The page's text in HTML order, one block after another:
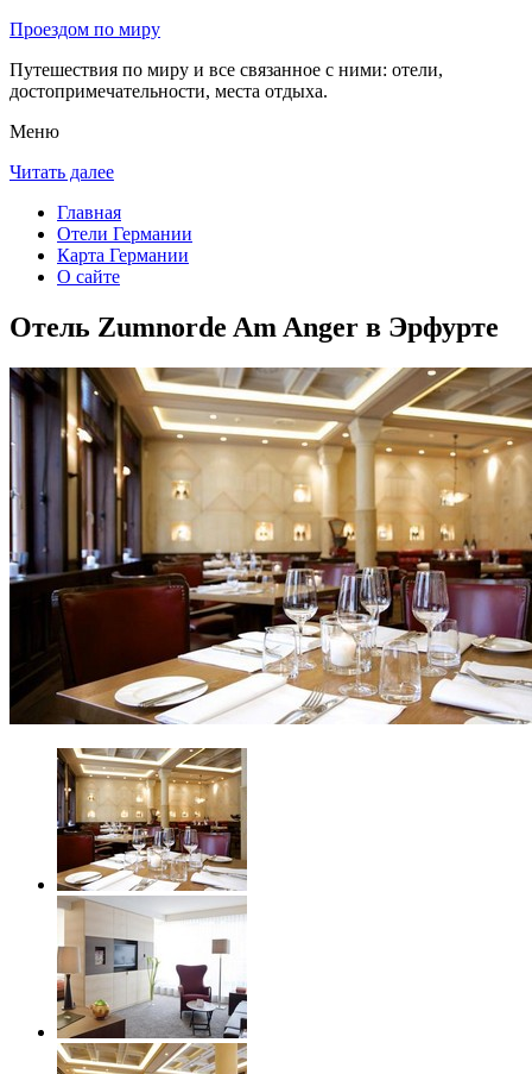
Проездом по миру
Путешествия по миру и все связанное с ними: отели,
достопримечательности, места отдыха.
Меню
Читать далее
Главная
Отели Германии
Карта Германии
О сайте
Отель Zumnorde Am Anger в Эрфурте